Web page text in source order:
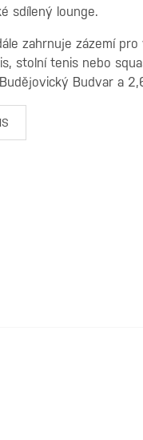
sdílený lounge.
zahrnuje zázemí
stolní tenis nebo
Budvar a